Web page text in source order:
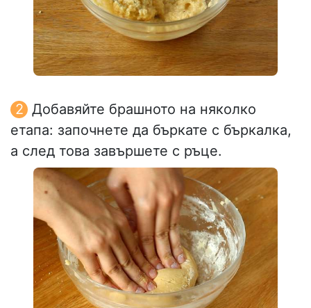
Добавяйте брашното на няколко
етапа: започнете да бъркате с бъркалка,
а след това завършете с ръце.